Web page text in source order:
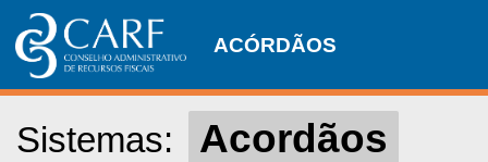
ACÓRDÃOS
Sistemas: Acordãos